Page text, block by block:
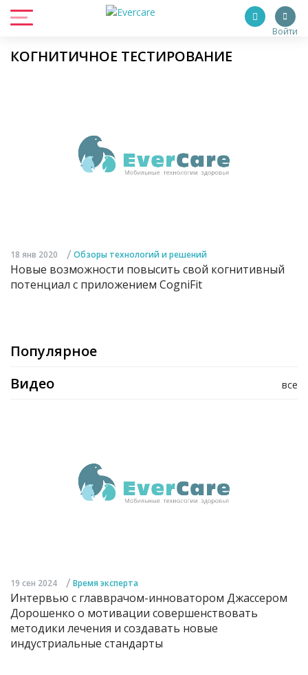
Войти
КОГНИТИЧНОЕ ТЕСТИРОВАНИЕ
18 янв 2020 / Обзоры технологий и решений
Новые возможности повысить свой когнитивный
потенциал с приложением CogniFit
Популярное
все
Видео
19 сен 2024 / Время эксперта
Интервью с главврачом-инноватором Джассером
Дорошенко о мотивации совершенствовать
методики лечения и создавать новые
индустриальные стандарты